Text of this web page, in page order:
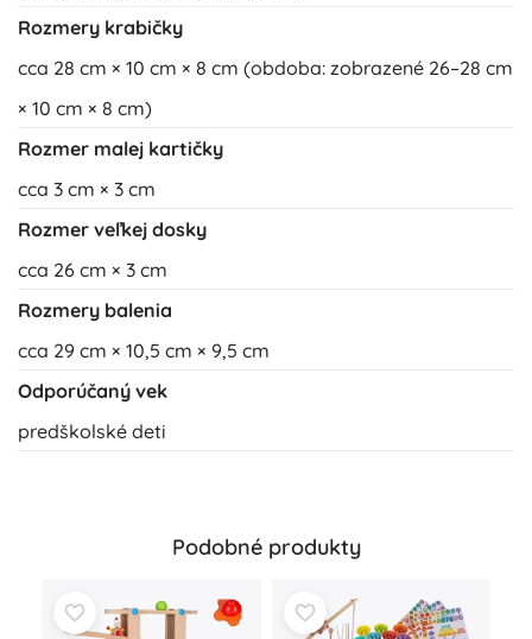
Rozmery krabičky
cca 28 cm × 10 cm × 8 cm (obdoba: zobrazené 26–28 cm
× 10 cm × 8 cm)
Rozmer malej kartičky
cca 3 cm × 3 cm
Rozmer veľkej dosky
cca 26 cm × 3 cm
Rozmery balenia
cca 29 cm × 10,5 cm × 9,5 cm
Odporúčaný vek
predškolské deti
Podobné produkty